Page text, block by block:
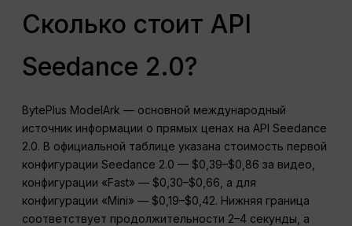
Сколько стоит API
Seedance 2.0?
BytePlus ModelArk — основной международный
источник информации о прямых ценах на API Seedance
2.0. В официальной таблице указана стоимость первой
конфигурации Seedance 2.0 — $0,39–$0,86 за видео,
конфигурации «Fast» — $0,30–$0,66, а для
конфигурации «Mini» — $0,19–$0,42. Нижняя граница
соответствует продолжительности 2–4 секунды, а